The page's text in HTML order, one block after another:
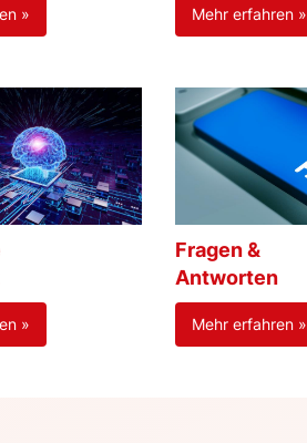
» Mehr erfahren »
»
Fragen &
Antworten
Mehr erfahren »